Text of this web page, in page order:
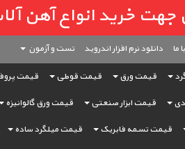
خرید انواع آهن آلات-
ما دانلود نرم افزار اندروید تست و آزمون
قیمت ورق قیمت قوطی قیمت
قیمت ابزار صنعتی قیمت ورق گالوانیزه
قیمت تسمه فابریک قیمت میلگرد ساده